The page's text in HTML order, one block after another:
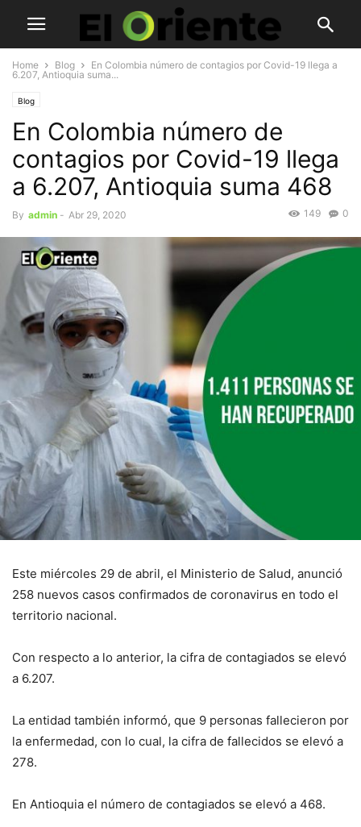
Home Blog
En Colombia número de contagios por Covid-19 llega a
6.207, Antioquia suma...
Blog
En Colombia número de
contagios por Covid-19 llega
a 6.207, Antioquia suma 468
By admin - Abr 29, 2020 0
149
Este miércoles 29 de abril, el Ministerio de Salud, anunció
258 nuevos casos confirmados de coronavirus en todo el
territorio nacional.
Con respecto a lo anterior, la cifra de contagiados se elevó
a 6.207.
La entidad también informó, que 9 personas fallecieron por
la enfermedad, con lo cual, la cifra de fallecidos se elevó a
278.
En Antioquia el número de contagiados se elevó a 468.